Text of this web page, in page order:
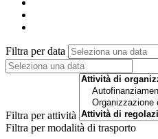
Filtra per data
Filtra per attività
Filtra per modalità di trasporto